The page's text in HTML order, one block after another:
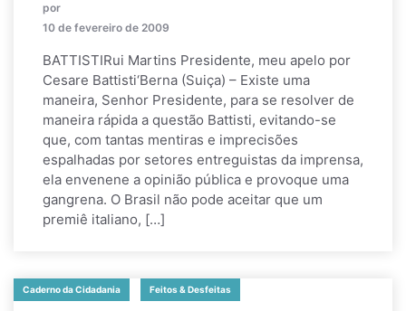
por
10 de fevereiro de 2009
BATTISTIRui Martins Presidente, meu apelo por
Cesare Battisti‘Berna (Suiça) – Existe uma
maneira, Senhor Presidente, para se resolver de
maneira rápida a questão Battisti, evitando-se
que, com tantas mentiras e imprecisões
espalhadas por setores entreguistas da imprensa,
ela envenene a opinião pública e provoque uma
gangrena. O Brasil não pode aceitar que um
premiê italiano, […]
Caderno da Cidadania Feitos & Desfeitas